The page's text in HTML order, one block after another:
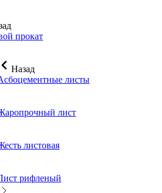
прокат
Назад
листы
лист
листовая
рифленый